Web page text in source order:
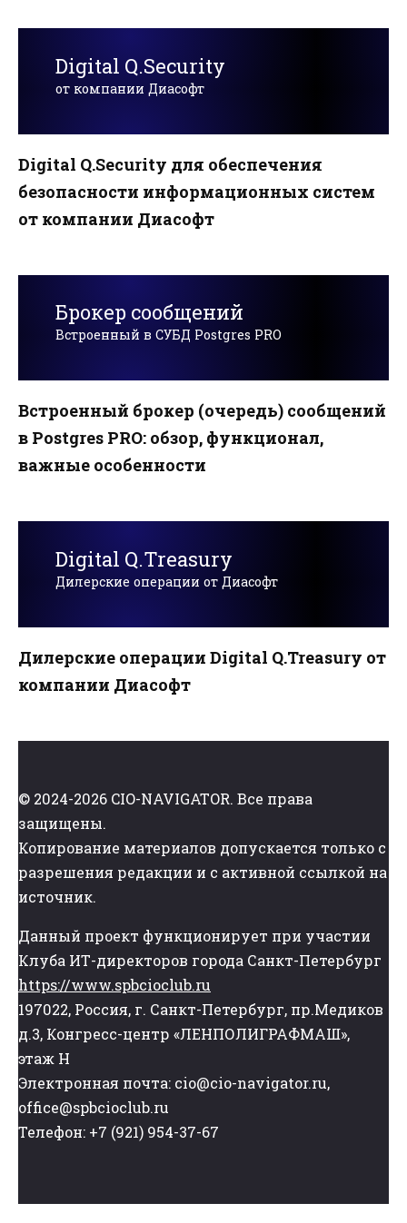
Digital Q.Security
от компании Диасофт
Digital Q.Security для обеспечения
безопасности информационных систем
от компании Диасофт
Брокер сообщений
Встроенный в СУБД Postgres PRO
Встроенный брокер (очередь) сообщений
в Postgres PRO: обзор, функционал,
важные особенности
Digital Q.Treasury
Дилерские операции от Диасофт
Дилерские операции Digital Q.Treasury от
компании Диасофт
© 2024-2026 CIO-NAVIGATOR. Все права
защищены.
Копирование материалов допускается только с
разрешения редакции и с активной ссылкой на
источник.
Данный проект функционирует при участии
Клуба ИТ-директоров города Санкт-Петербург
https://www.spbcioclub.ru
197022, Россия, г. Санкт-Петербург, пр.Медиков
д.3, Конгресс-центр «ЛЕНПОЛИГРАФМАШ»,
этаж Н
Электронная почта: cio@cio-navigator.ru,
office@spbcioclub.ru
Телефон: +7 (921) 954-37-67